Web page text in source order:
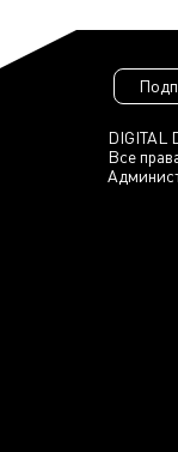
DIGITAL
Все